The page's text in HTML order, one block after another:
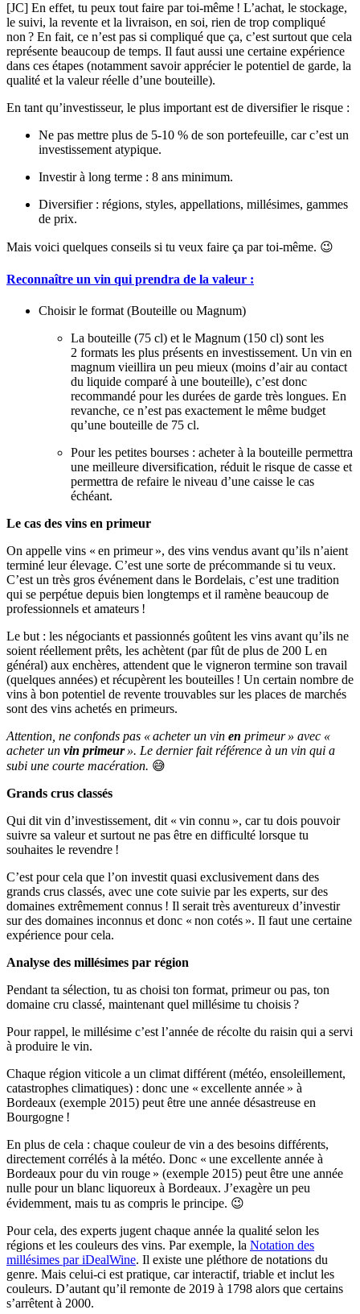
[JC] En effet, tu peux tout faire par toi-même ! L’achat, le stockage,
le suivi, la revente et la livraison, en soi, rien de trop compliqué
non ? En fait, ce n’est pas si compliqué que ça, c’est surtout que cela
représente beaucoup de temps. Il faut aussi une certaine expérience
dans ces étapes (notamment savoir apprécier le potentiel de garde, la
qualité et la valeur réelle d’une bouteille).
En tant qu’investisseur, le plus important est de diversifier le risque :
Ne pas mettre plus de 5-10 % de son portefeuille, car c’est un
investissement atypique.
Investir à long terme : 8 ans minimum.
Diversifier : régions, styles, appellations, millésimes, gammes
de prix.
Mais voici quelques conseils si tu veux faire ça par toi-même. 😉
Reconnaître un vin qui prendra de la valeur :
Choisir le format (Bouteille ou Magnum)
La bouteille (75 cl) et le Magnum (150 cl) sont les
2 formats les plus présents en investissement. Un vin en
magnum vieillira un peu mieux (moins d’air au contact
du liquide comparé à une bouteille), c’est donc
recommandé pour les durées de garde très longues. En
revanche, ce n’est pas exactement le même budget
qu’une bouteille de 75 cl.
Pour les petites bourses : acheter à la bouteille permettra
une meilleure diversification, réduit le risque de casse et
permettra de refaire le niveau d’une caisse le cas
échéant.
Le cas des vins en primeur
On appelle vins « en primeur », des vins vendus avant qu’ils n’aient
terminé leur élevage. C’est une sorte de précommande si tu veux.
C’est un très gros événement dans le Bordelais, c’est une tradition
qui se perpétue depuis bien longtemps et il ramène beaucoup de
professionnels et amateurs !
Le but : les négociants et passionnés goûtent les vins avant qu’ils ne
soient réellement prêts, les achètent (par fût de plus de 200 L en
général) aux enchères, attendent que le vigneron termine son travail
(quelques années) et récupèrent les bouteilles ! Un certain nombre de
vins à bon potentiel de revente trouvables sur les places de marchés
sont des vins achetés en primeurs.
Attention, ne confonds pas « acheter un vin en primeur » avec «
acheter un vin primeur». Le dernier fait référence à un vin qui a
subi une courte macération. 😅
Grands crus classés
Qui dit vin d’investissement, dit « vin connu », car tu dois pouvoir
suivre sa valeur et surtout ne pas être en difficulté lorsque tu
souhaites le revendre !
C’est pour cela que l’on investit quasi exclusivement dans des
grands crus classés, avec une cote suivie par les experts, sur des
domaines extrêmement connus ! Il serait très aventureux d’investir
sur des domaines inconnus et donc « non cotés ». Il faut une certaine
expérience pour cela.
Analyse des millésimes par région
Pendant ta sélection, tu as choisi ton format, primeur ou pas, ton
domaine cru classé, maintenant quel millésime tu choisis ?
Pour rappel, le millésime c’est l’année de récolte du raisin qui a servi
à produire le vin.
Chaque région viticole a un climat différent (météo, ensoleillement,
catastrophes climatiques) : donc une « excellente année » à
Bordeaux (exemple 2015) peut être une année désastreuse en
Bourgogne !
En plus de cela : chaque couleur de vin a des besoins différents,
directement corrélés à la météo. Donc « une excellente année à
Bordeaux pour du vin rouge » (exemple 2015) peut être une année
nulle pour un blanc liquoreux à Bordeaux. J’exagère un peu
évidemment, mais tu as compris le principe. 😉
Pour cela, des experts jugent chaque année la qualité selon les
régions et les couleurs des vins. Par exemple, la Notation des
millésimes par iDealWine. Il existe une pléthore de notations du
genre. Mais celui-ci est pratique, car interactif, triable et inclut les
couleurs. D’autant qu’il remonte de 2019 à 1798 alors que certains
s’arrêtent à 2000.